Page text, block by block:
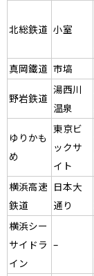
北総鉄道 小室
真岡鐵道 市塙
野岩鉄道
湯西川
温泉
ゆりかも
め
東京ビ
ックサ
イト
横浜高速
鉄道
日本大
通り
横浜シー
サイドラ
イン
–